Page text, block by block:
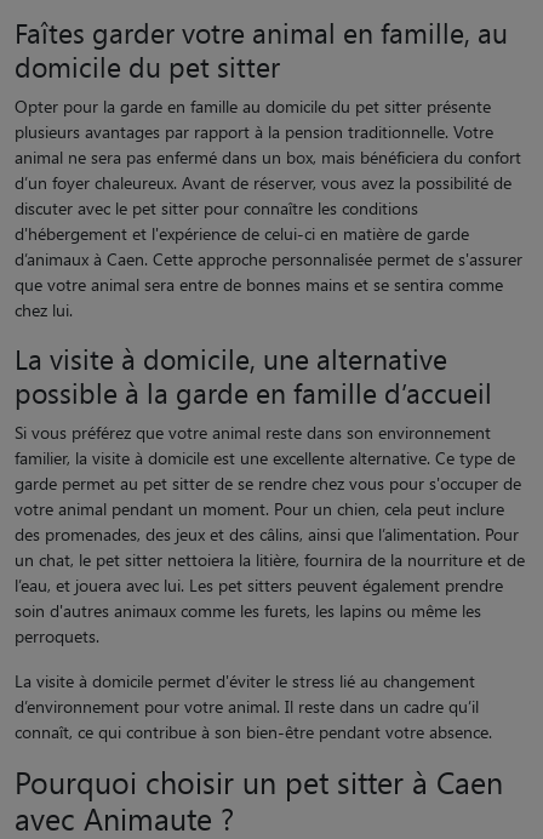
Faîtes garder votre animal en famille, au
domicile du pet sitter
Opter pour la garde en famille au domicile du pet sitter présente
plusieurs avantages par rapport à la pension traditionnelle. Votre
animal ne sera pas enfermé dans un box, mais bénéficiera du confort
d’un foyer chaleureux. Avant de réserver, vous avez la possibilité de
discuter avec le pet sitter pour connaître les conditions
d'hébergement et l'expérience de celui-ci en matière de garde
d’animaux à Caen. Cette approche personnalisée permet de s'assurer
que votre animal sera entre de bonnes mains et se sentira comme
chez lui.
La visite à domicile, une alternative
possible à la garde en famille d’accueil
Si vous préférez que votre animal reste dans son environnement
familier, la visite à domicile est une excellente alternative. Ce type de
garde permet au pet sitter de se rendre chez vous pour s'occuper de
votre animal pendant un moment. Pour un chien, cela peut inclure
des promenades, des jeux et des câlins, ainsi que l’alimentation. Pour
un chat, le pet sitter nettoiera la litière, fournira de la nourriture et de
l’eau, et jouera avec lui. Les pet sitters peuvent également prendre
soin d'autres animaux comme les furets, les lapins ou même les
perroquets.
La visite à domicile permet d'éviter le stress lié au changement
d’environnement pour votre animal. Il reste dans un cadre qu’il
connaît, ce qui contribue à son bien-être pendant votre absence.
Pourquoi choisir un pet sitter à Caen
avec Animaute ?